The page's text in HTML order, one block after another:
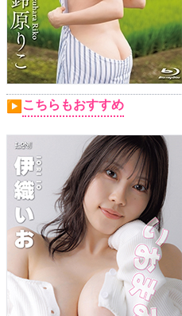
▶こちらもおすすめ